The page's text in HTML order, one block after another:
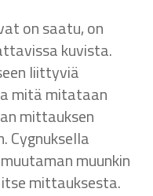
on saatu, on
kuvista.
liittyviä
mitä mitataan
mittauksen
Cygnuksella
muunkin
mittauksesta.